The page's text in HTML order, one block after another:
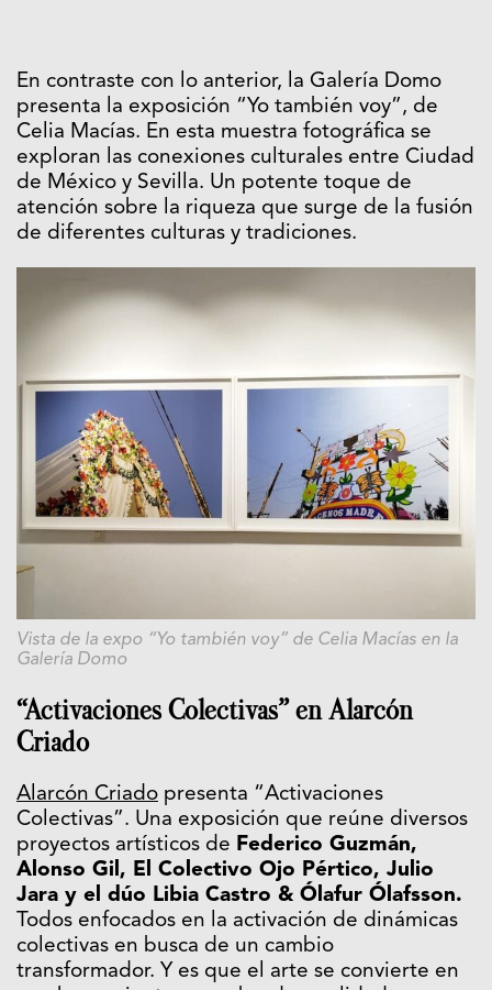
En contraste con lo anterior, la Galería Domo
presenta la exposición “Yo también voy”, de
Celia Macías. En esta muestra fotográfica se
exploran las conexiones culturales entre Ciudad
de México y Sevilla. Un potente toque de
atención sobre la riqueza que surge de la fusión
de diferentes culturas y tradiciones.
Vista de la expo “Yo también voy” de Celia Macías en la
Galería Domo
“Activaciones Colectivas” en Alarcón
Criado
Alarcón Criado presenta “Activaciones
Colectivas”. Una exposición que reúne diversos
proyectos artísticos de Federico Guzmán,
Alonso Gil, El Colectivo Ojo Pértico, Julio
Jara y el dúo Libia Castro & Ólafur Ólafsson.
Todos enfocados en la activación de dinámicas
colectivas en busca de un cambio
transformador. Y es que el arte se convierte en